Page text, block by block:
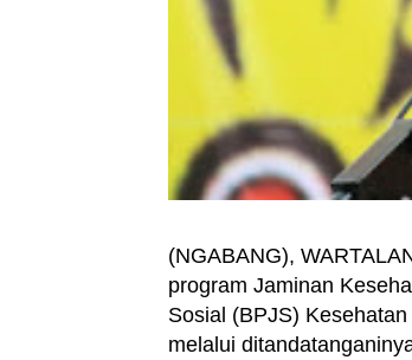
(NGABANG),
program Jaminan
Sosial (BPJS)
melalui